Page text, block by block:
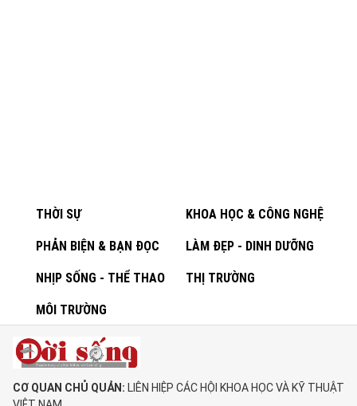
THỜI SỰ KHOA HỌC & CÔNG NGHỆ
PHẢN BIỆN & BẠN ĐỌC LÀM ĐẸP - DINH DƯỠNG
NHỊP SỐNG - THỂ THAO THỊ TRƯỜNG
MÔI TRƯỜNG
CƠ QUAN CHỦ QUẢN: LIÊN HIỆP CÁC HỘI KHOA HỌC VÀ KỸ THUẬT